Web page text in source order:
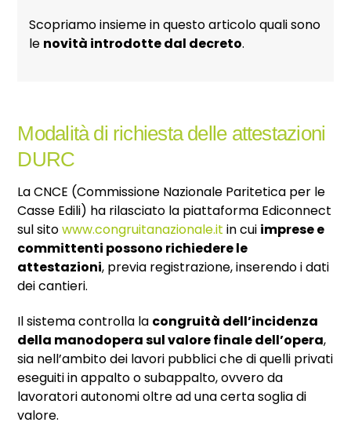
Scopriamo insieme in questo articolo quali sono
le novità introdotte dal decreto.
Modalità di richiesta delle attestazioni
DURC
La CNCE (Commissione Nazionale Paritetica per le
Casse Edili) ha rilasciato la piattaforma Ediconnect
sul sitowww.congruitanazionale.it in cui imprese e
committenti possono richiedere le
attestazioni, previa registrazione, inserendo i dati
dei cantieri.
Il sistema controlla la congruità dell’incidenza
della manodopera sul valore finale dell’opera,
sia nell’ambito dei lavori pubblici che di quelli privati
eseguiti in appalto o subappalto, ovvero da
lavoratori autonomi oltre ad una certa soglia di
valore.